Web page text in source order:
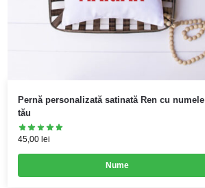
Pernă personalizată satinată Ren cu numele
tău
45,00 lei
Nume